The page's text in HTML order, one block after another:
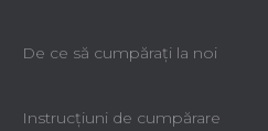
De ce să cumpăraţi la noi
Instrucțiuni de cumpărare